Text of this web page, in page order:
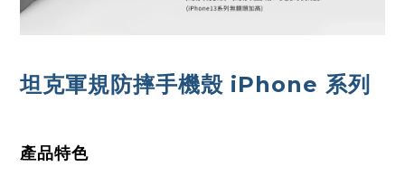
坦克軍規防摔手機殼 iPhone 系列
產品特色